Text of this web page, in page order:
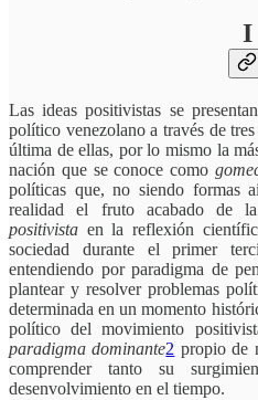
I
Las ideas positivistas se
político venezolano a través de
última de ellas, por lo mismo la
nación que se conoce como
políticas que, no siendo formas
realidad el fruto acabado de
positivista en la reflexión
sociedad durante el primer
entendiendo por paradigma de
plantear y resolver problemas
determinada en un momento
político del movimiento
paradigma dominante2 propio de
comprender tanto su
desenvolvimiento en el tiempo.